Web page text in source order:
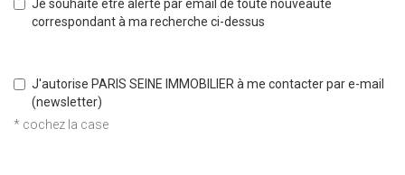
Je souhaite être alerté par email de toute nouveauté
correspondant à ma recherche ci-dessus
J'autorise PARIS SEINE IMMOBILIER à me contacter par e-mail
(newsletter)
* cochez la case